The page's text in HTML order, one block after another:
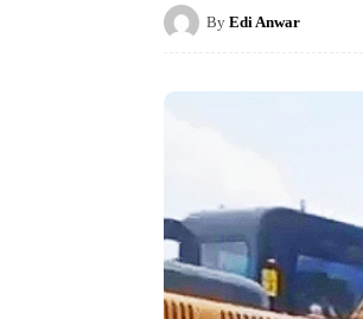
By Edi Anwar